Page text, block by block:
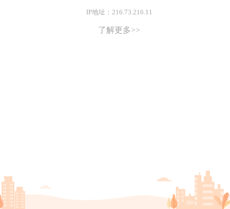
IP地址：216.73.216.11
了解更多>>